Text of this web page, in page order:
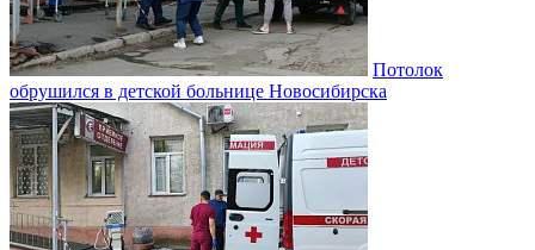
Потолок
обрушился в детской больнице Новосибирска